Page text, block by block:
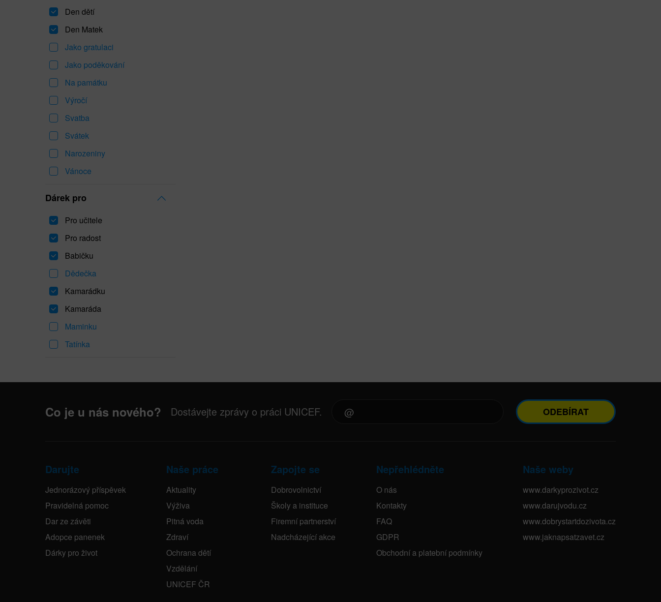
Den dětí
Den Matek
Jako gratulaci
Jako poděkování
Na památku
Výročí
Svatba
Svátek
Narozeniny
Vánoce
Dárek pro
Pro učitele
Pro radost
Babičku
Dědečka
Kamarádku
Kamaráda
Maminku
Tatínka
Co je u nás nového? Dostávejte zprávy o práci UNICEF. ODEBÍRAT
Darujte
Jednorázový příspěvek
Pravidelná pomoc
Dar ze závěti
Adopce panenek
Dárky pro život
Naše práce
Aktuality
Výživa
Pitná voda
Zdraví
Ochrana dětí
Vzdělání
UNICEF ČR
Zapojte se
Dobrovolnictví
Školy a instituce
Firemní partnerství
Nadcházející akce
Nepřehlédněte
O nás
Kontakty
FAQ
GDPR
Obchodní a platební podmínky
Naše weby
www.darkyprozivot.cz
www.darujvodu.cz
www.dobrystartdozivota.cz
www.jaknapsatzavet.cz